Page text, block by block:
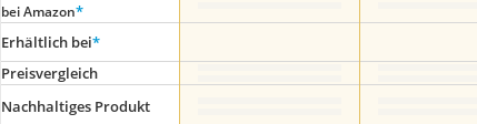
bei Amazon*
Erhältlich bei*
Preis­vergleich
Nachhaltiges Produkt